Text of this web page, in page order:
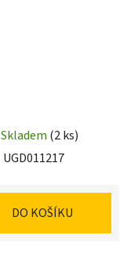
Skladem (2 ks)
UGD011217
DO KOŠÍKU